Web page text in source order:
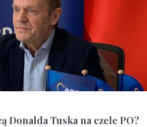
Donalda Tuska na czele PO?